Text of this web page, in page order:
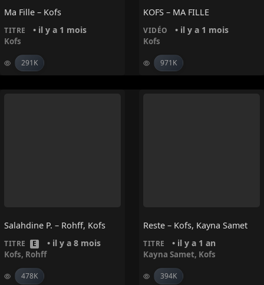
Ma Fille – Kofs
TITRE • il y a 1 mois
Kofs
291K
KOFS – MA FILLE
VIDÉO • il y a 1 mois
Kofs
971K
Salahdine P. – Rohff, Kofs
TITRE E • il y a 8 mois
Kofs, Rohff
478K
Reste – Kofs, Kayna Samet
TITRE • il y a 1 an
Kayna Samet, Kofs
394K